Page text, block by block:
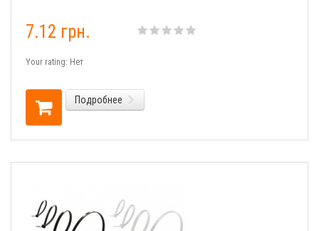
7.12 грн.
Your rating: Нет
Подробнее